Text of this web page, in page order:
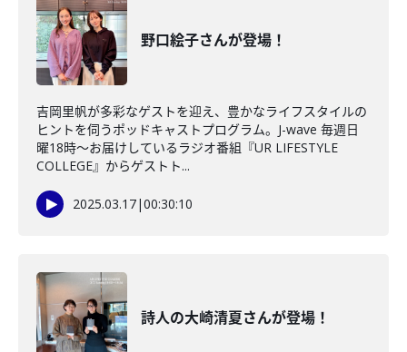
野口絵子さんが登場！
吉岡里帆が多彩なゲストを迎え、豊かなライフスタイルの
ヒントを伺うポッドキャストプログラム。J-wave 毎週日
曜18時～お届けしているラジオ番組『UR LIFESTYLE
COLLEGE』からゲストト...
2025.03.17|00:30:10
詩人の大崎清夏さんが登場！